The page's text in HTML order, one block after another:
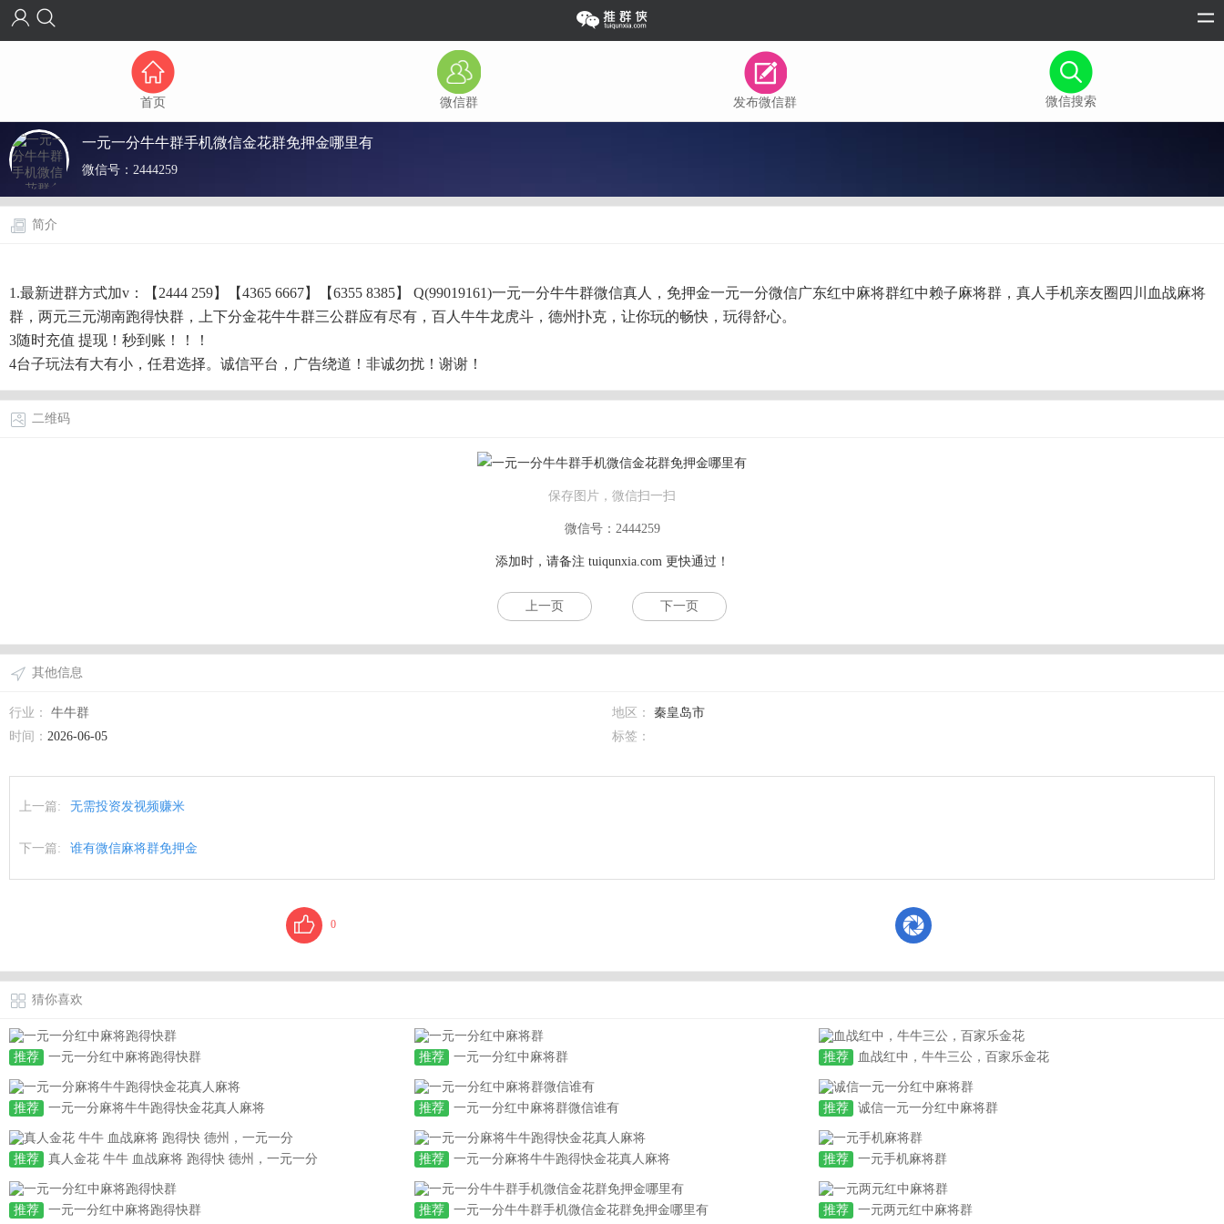
首页 微信群 发布微信群 微信搜索
一元一分牛牛群手机微信金花群免押金哪里有
微信号： 2444259
简介
1.最新进群方式加v：【2444 259】【4365 6667】【6355 8385】 Q(99019161)一元一分牛牛群微信真人，免押金一元一分微信广东红中麻将群红中赖子麻将群，真人手机亲友圈四川血战麻将
群，两元三元湖南跑得快群，上下分金花牛牛群三公群应有尽有，百人牛牛龙虎斗，德州扑克，让你玩的畅快，玩得舒心。
3随时充值 提现！秒到账！！！
4台子玩法有大有小，任君选择。诚信平台，广告绕道！非诚勿扰！谢谢！
二维码
保存图片，微信扫一扫
微信号：2444259
添加时，请备注 tuiqunxia.com更快通过！
上一页 下一页
其他信息
行业： 牛牛群 地区：
秦皇岛市
时间： 2026-06-05 标签：
上一篇: 无需投资发视频赚米
下一篇: 谁有微信麻将群免押金
0
猜你喜欢
推荐 一元一分红中麻将跑得快群 推荐 一元一分红中麻将群 推荐 血战红中，牛牛三公，百家乐金花
推荐 一元一分麻将牛牛跑得快金花真人麻将 推荐 一元一分红中麻将群微信谁有 推荐 诚信一元一分红中麻将群
推荐 真人金花 牛牛 血战麻将 跑得快 德州，一元一分 推荐 一元一分麻将牛牛跑得快金花真人麻将 推荐 一元手机麻将群
推荐 一元一分红中麻将跑得快群 推荐 一元一分牛牛群手机微信金花群免押金哪里有 推荐 一元两元红中麻将群